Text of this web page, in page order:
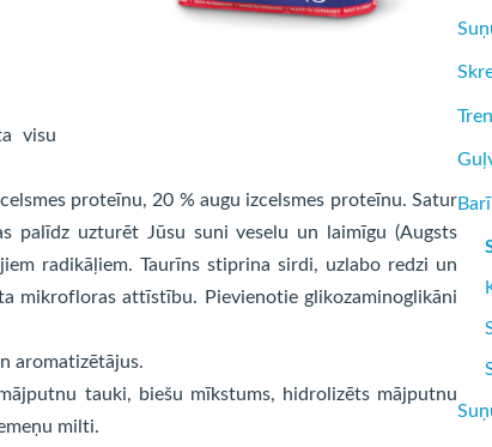
visu
proteīnu, 20 % augu izcelsmes proteīnu. Satur
palīdz uzturēt Jūsu suni veselu un laimīgu (Augsts
radikāļiem. Taurīns stiprina sirdi, uzlabo redzi un
mikrofloras attīstību. Pievienotie glikozaminoglikāni
aromatizētājus.
tauki, biešu mīkstums, hidrolizēts mājputnu
milti.